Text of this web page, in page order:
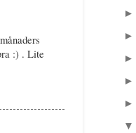
:) . Lite
►
►
►
►
►
▼